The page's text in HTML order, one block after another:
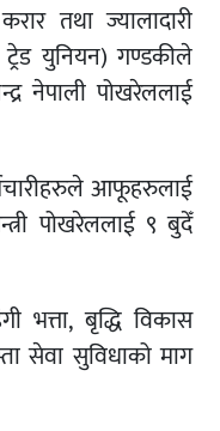
तथा ज्यालादारी
युनियन) गण्डकीले
नेपाली पोखरेललाई
आफूहरुलाई
पोखरेललाई ९ बुदेँ
भत्ता, बृद्धि विकास
सेवा सुविधाको माग